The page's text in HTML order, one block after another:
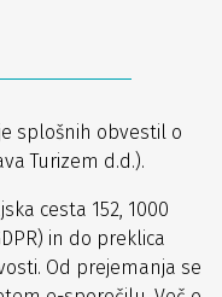
splošnih obvestil o
Turizem d.d.).
cesta 152, 1000
in do preklica
Od prejemanja se